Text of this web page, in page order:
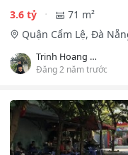
3.6 tỷ
71 m²
Quận Cẩm Lệ, Đà
Trinh Hoang Bao
Đăng 2 năm trước